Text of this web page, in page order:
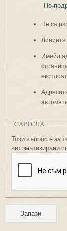
По-
Не са
Линиите
Имейл
CAPTCHA
Този въпрос е за
автоматизирани